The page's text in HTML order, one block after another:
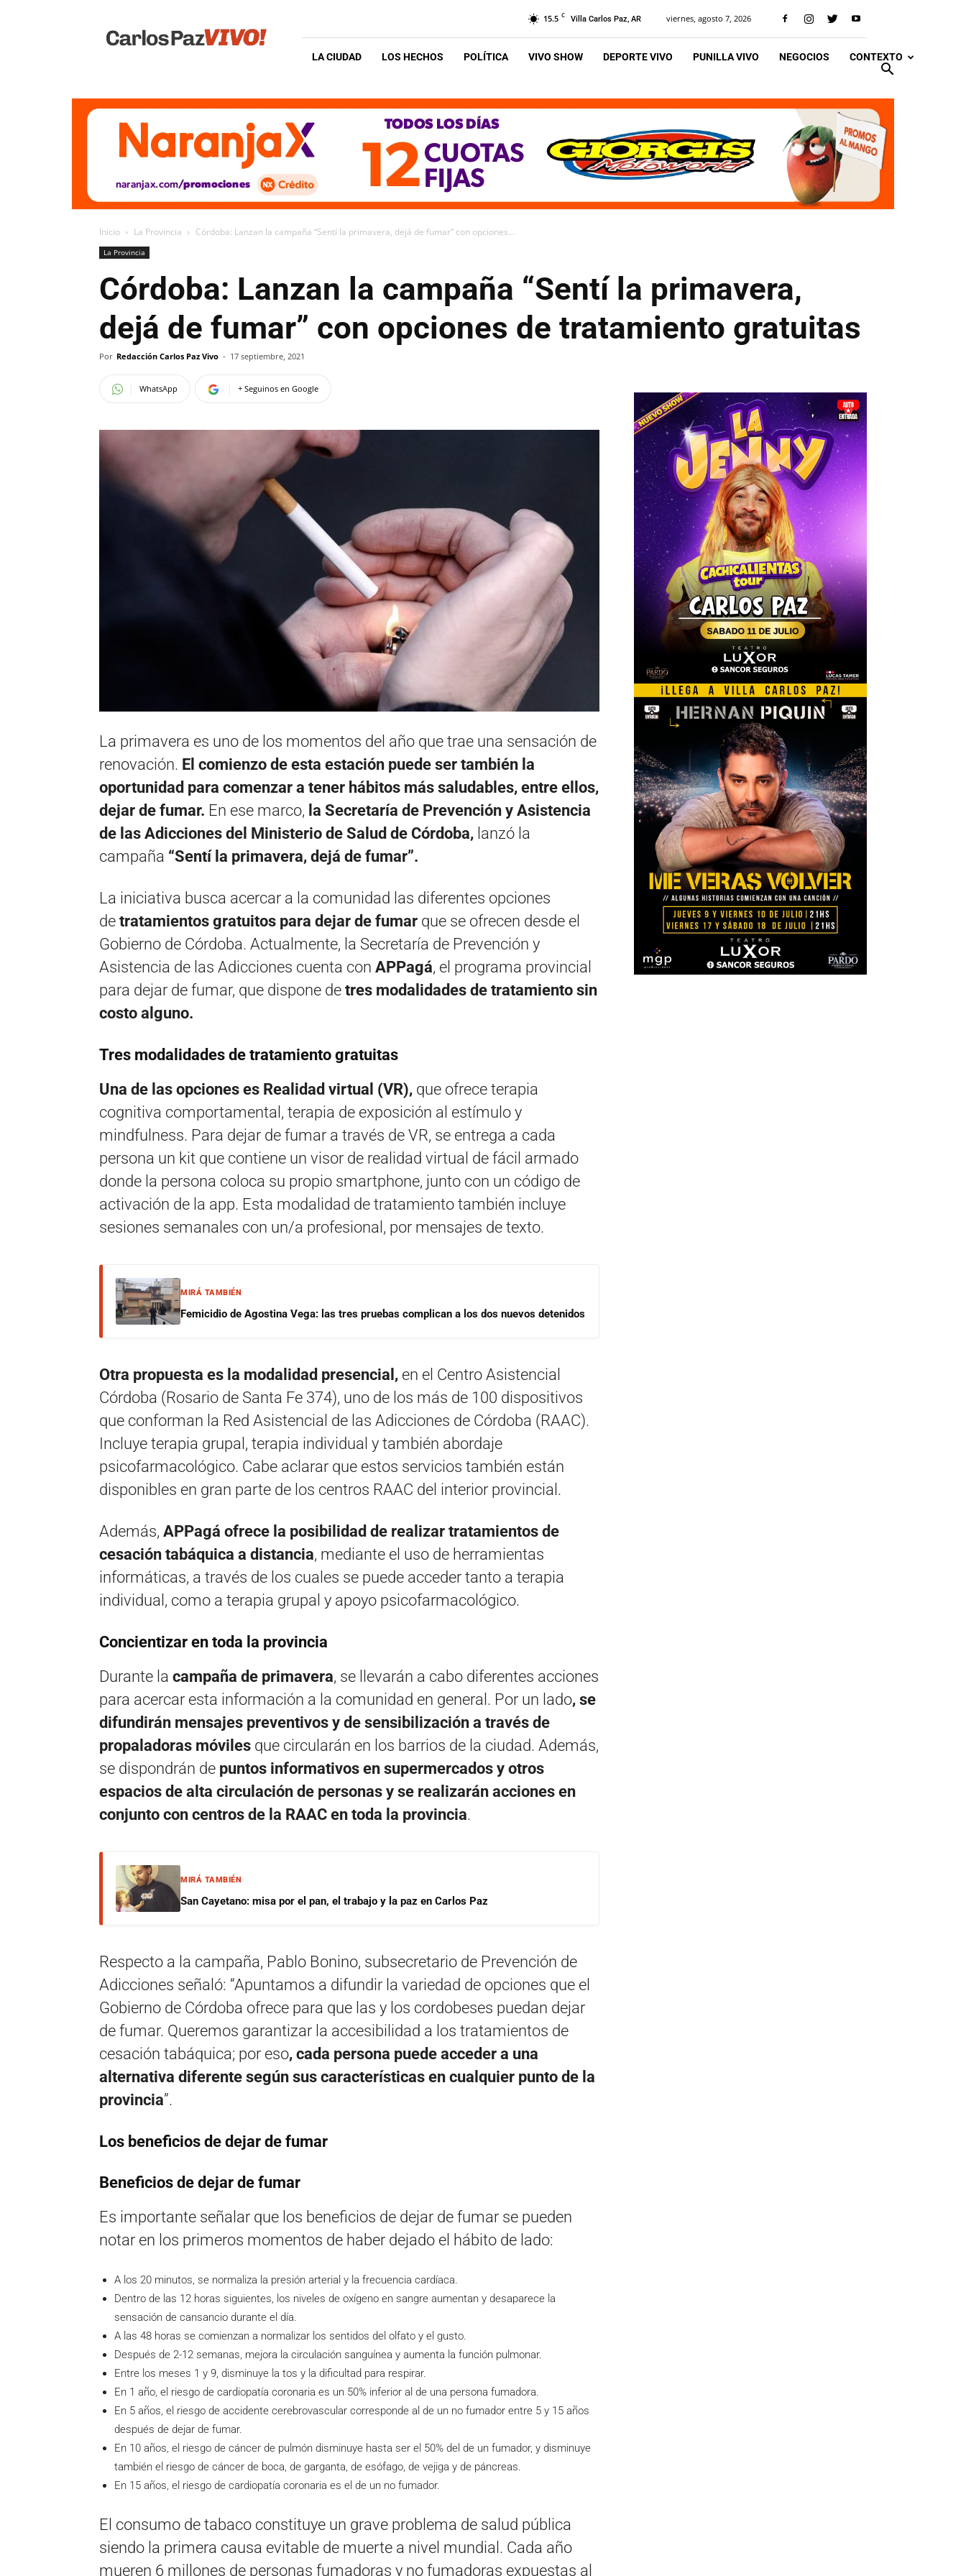
Vivo
15.5 C Villa Carlos Paz, AR viernes, agosto 7, 2026
LA CIUDAD LOS HECHOS POLÍTICA VIVO SHOW DEPORTE VIVO PUNILLA VIVO NEGOCIOS CONTEXTO
Inicio La Provincia Córdoba: Lanzan la campaña “Sentí la primavera, dejá de fumar” con opciones...
La Provincia
Córdoba: Lanzan la campaña “Sentí la primavera,
dejá de fumar” con opciones de tratamiento gratuitas
Por Redacción Carlos Paz Vivo - 17 septiembre, 2021
WhatsApp + Seguinos en Google
La primavera es uno de los momentos del año que trae una sensación de
renovación. El comienzo de esta estación puede ser también la
oportunidad para comenzar a tener hábitos más saludables, entre ellos,
dejar de fumar. En ese marco, la Secretaría de Prevención y Asistencia
de las Adicciones del Ministerio de Salud de Córdoba, lanzó la
campaña “Sentí la primavera, dejá de fumar”.
La iniciativa busca acercar a la comunidad las diferentes opciones
de tratamientos gratuitos para dejar de fumar que se ofrecen desde el
Gobierno de Córdoba. Actualmente, la Secretaría de Prevención y
Asistencia de las Adicciones cuenta con APPagá, el programa provincial
para dejar de fumar, que dispone de tres modalidades de tratamiento sin
costo alguno.
Tres modalidades de tratamiento gratuitas
Una de las opciones es Realidad virtual (VR), que ofrece terapia
cognitiva comportamental, terapia de exposición al estímulo y
mindfulness. Para dejar de fumar a través de VR, se entrega a cada
persona un kit que contiene un visor de realidad virtual de fácil armado
donde la persona coloca su propio smartphone, junto con un código de
activación de la app. Esta modalidad de tratamiento también incluye
sesiones semanales con un/a profesional, por mensajes de texto.
MIRÁ TAMBIÉN
Femicidio de Agostina Vega: las tres pruebas complican a los dos nuevos detenidos
Otra propuesta es la modalidad presencial, en el Centro Asistencial
Córdoba (Rosario de Santa Fe 374), uno de los más de 100 dispositivos
que conforman la Red Asistencial de las Adicciones de Córdoba (RAAC).
Incluye terapia grupal, terapia individual y también abordaje
psicofarmacológico. Cabe aclarar que estos servicios también están
disponibles en gran parte de los centros RAAC del interior provincial.
Además, APPagá ofrece la posibilidad de realizar tratamientos de
cesación tabáquica a distancia, mediante el uso de herramientas
informáticas, a través de los cuales se puede acceder tanto a terapia
individual, como a terapia grupal y apoyo psicofarmacológico.
Concientizar en toda la provincia
Durante la campaña de primavera, se llevarán a cabo diferentes acciones
para acercar esta información a la comunidad en general. Por un lado, se
difundirán mensajes preventivos y de sensibilización a través de
propaladoras móviles que circularán en los barrios de la ciudad. Además,
se dispondrán de puntos informativos en supermercados y otros
espacios de alta circulación de personas y se realizarán acciones en
conjunto con centros de la RAAC en toda la provincia.
MIRÁ TAMBIÉN
San Cayetano: misa por el pan, el trabajo y la paz en Carlos Paz
Respecto a la campaña, Pablo Bonino, subsecretario de Prevención de
Adicciones señaló: “Apuntamos a difundir la variedad de opciones que el
Gobierno de Córdoba ofrece para que las y los cordobeses puedan dejar
de fumar. Queremos garantizar la accesibilidad a los tratamientos de
cesación tabáquica; por eso, cada persona puede acceder a una
alternativa diferente según sus características en cualquier punto de la
provincia”.
Los beneficios de dejar de fumar
Beneficios de dejar de fumar
Es importante señalar que los beneficios de dejar de fumar se pueden
notar en los primeros momentos de haber dejado el hábito de lado:
A los 20 minutos, se normaliza la presión arterial y la frecuencia cardíaca.
Dentro de las 12 horas siguientes, los niveles de oxígeno en sangre aumentan y desaparece la
sensación de cansancio durante el día.
A las 48 horas se comienzan a normalizar los sentidos del olfato y el gusto.
Después de 2-12 semanas, mejora la circulación sanguínea y aumenta la función pulmonar.
Entre los meses 1 y 9, disminuye la tos y la dificultad para respirar.
En 1 año, el riesgo de cardiopatía coronaria es un 50% inferior al de una persona fumadora.
En 5 años, el riesgo de accidente cerebrovascular corresponde al de un no fumador entre 5 y 15 años
después de dejar de fumar.
En 10 años, el riesgo de cáncer de pulmón disminuye hasta ser el 50% del de un fumador, y disminuye
también el riesgo de cáncer de boca, de garganta, de esófago, de vejiga y de páncreas.
En 15 años, el riesgo de cardiopatía coronaria es el de un no fumador.
El consumo de tabaco constituye un grave problema de salud pública
siendo la primera causa evitable de muerte a nivel mundial. Cada año
mueren 6 millones de personas fumadoras y no fumadoras expuestas al